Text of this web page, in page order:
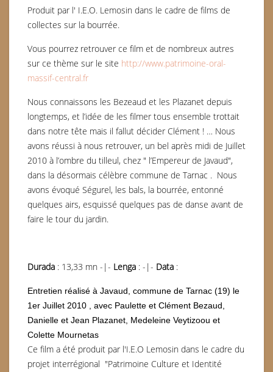
Produit par l' I.E.O. Lemosin dans le cadre de films de
collectes sur la bourrée.
Vous pourrez retrouver ce film et de nombreux autres
sur ce thème sur le site http://www.patrimoine-oral-
massif-central.fr
Nous connaissons les Bezeaud et les Plazanet depuis
longtemps, et l’idée de les filmer tous ensemble trottait
dans notre tête mais il fallut décider Clément ! … Nous
avons réussi à nous retrouver, un bel après midi de Juillet
2010 à l’ombre du tilleul, chez " l’Empereur de Javaud",
dans la désormais célèbre commune de Tarnac . Nous
avons évoqué Ségurel, les bals, la bourrée, entonné
quelques airs, esquissé quelques pas de danse avant de
faire le tour du jardin.
Durada : 13,33 mn -|- Lenga : -|- Data :
Entretien réalisé à Javaud, commune de Tarnac (19) le
1er Juillet 2010 , avec Paulette et Clément Bezaud,
Danielle et Jean Plazanet, Medeleine Veytizoou et
Colette Mournetas
Ce film a été produit par l'I.E.O Lemosin dans le cadre du
projet interrégional "Patrimoine Culture et Identité